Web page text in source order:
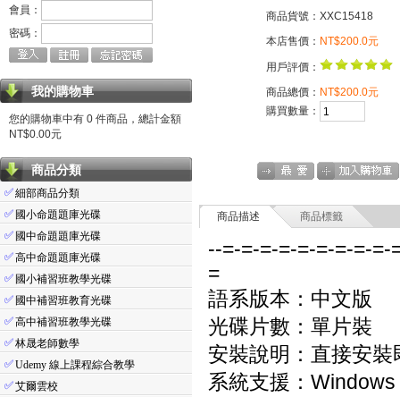
會員：
密碼：
我的購物車
您的購物車中有 0 件商品，總計金額
NT$0.00元
商品分類
✅細部商品分類
✅ 國小命題題庫光碟
✅ 國中命題題庫光碟
✅高中命題題庫光碟
✅ 國小補習班教學光碟
✅ 國中補習班教育光碟
✅高中補習班教學光碟
✅林晟老師數學
✅Udemy 線上課程綜合教學
✅艾爾雲校
商品貨號：XXC15418
本店售價： NT$200.0元
用戶評價：
商品總價： NT$200.0元
購買數量：
商品描述 商品標籤
--=-=-=-=-=-=-=-=-=-
=
語系版本：中文版
光碟片數：單片裝
安裝說明：直接安裝
系統支援：